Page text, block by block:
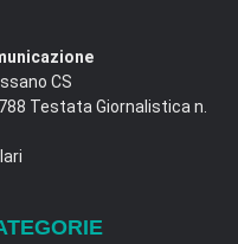
CS
Testata Giornalistica n.